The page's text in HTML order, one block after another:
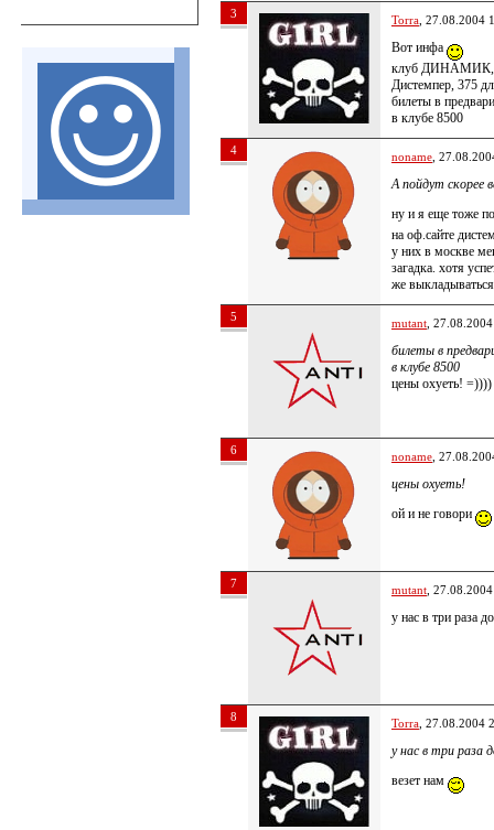
3 Torra , 27.08.2004
Вот инфа
клуб ДИНАМИК,
Дистемпер, 375
билеты в
в клубе 8500
4 noname ,
А пойдут скорее
ну и я еще тоже
на оф.сайте
у них в москве
загадка. хотя
же
5 mutant ,
билеты в
в клубе 8500
цены охуеть! =))))
6 noname ,
цены охуеть!
ой и не говори
7 mutant ,
у нас в три раза
8 Torra , 27.08.2004
у нас в три раза
везет нам